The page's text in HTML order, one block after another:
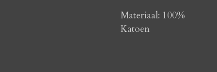
Materiaal: 100%
Katoen